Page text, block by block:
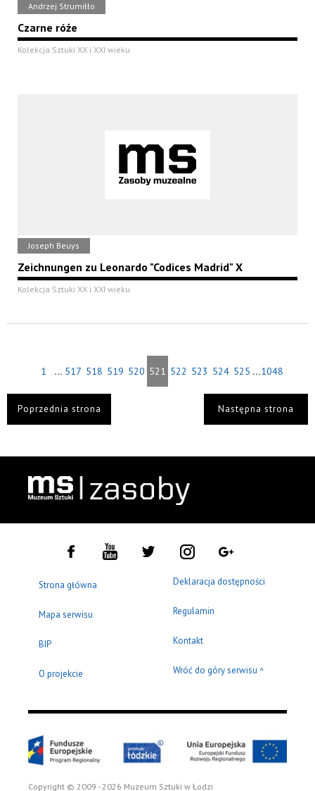
Andrzej Strumiłło
Czarne róże
Kolekcja Sztuki XX i XXI wieku
Joseph Beuys
Zeichnungen zu Leonardo "Codices Madrid" X
Kolekcja Sztuki XX i XXI wieku
1 ... 517 518 519 520 521 522 523 524 525 ...1048
Poprzednia strona Następna strona
Strona główna
Mapa serwisu
BIP
O projekcie
Deklaracja dostępności
Regulamin
Kontakt
Wróć do góry serwisu ^
Copyright © 2009 - 2026 Muzeum Sztuki w Łodzi